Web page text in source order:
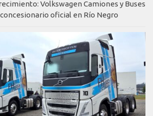
Volkswagen Camiones y Buses
oficial en Río Negro